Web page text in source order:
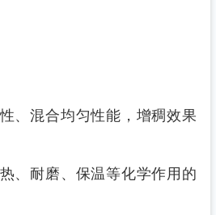
、混合均匀性能，增稠效果
、耐磨、保温等化学作用的